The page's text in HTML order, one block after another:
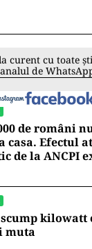
curent cu toate
de
de români
casa. Efectul
de la ANCPI
kilowatt
muta